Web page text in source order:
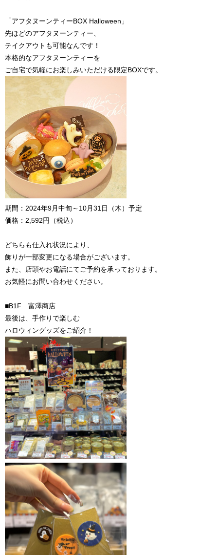
「アフタヌーンティーBOX Halloween」
先ほどのアフタヌーンティー、
テイクアウトも可能なんです！
本格的なアフタヌーンティーを
ご自宅で気軽にお楽しみいただける限定BOXです。
期間：2024年9月中旬～10月31日（木）予定
価格：2,592円（税込）
どちらも仕入れ状況により、
飾りが一部変更になる場合がございます。
また、店頭やお電話にてご予約を承っております。
お気軽にお問い合わせください。
■B1F 富澤商店
最後は、手作りで楽しむ
ハロウィングッズをご紹介！